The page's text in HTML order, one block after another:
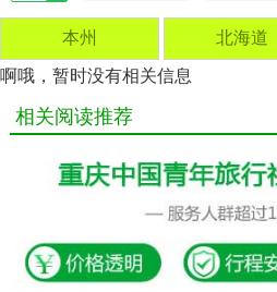
本州 北海道
啊哦，暂时没有相关信息
相关阅读推荐